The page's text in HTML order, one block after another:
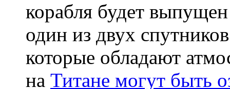
корабля будет
один из двух
которые обладают
на Титане могут быть